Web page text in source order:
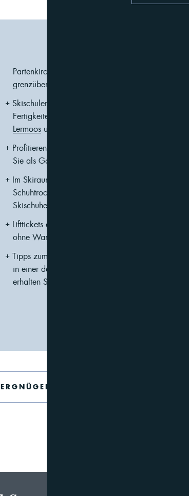
Partenkirchen, Mittenwald und Grainau. Erleben
grenzüberschreitenden Skispaß rund um die
Skischulen für Anfänger jeden Alters, sowie für
Fertigkeiten auf Skiern und Snowboard verfeinern
Lermoos und in allen Skigebieten der Tiroler
Profitieren Sie von unserer Kooperation mit
Sie als Gast im PUR. Aparthotel in Lermoos
Im Skiraum lagern Sie bequem Ihre Ausrüstung, mit
Schuhtrockner können Sie auch am nächsten Tag
Skischuhe steigen.
Lifttickets erhalten Sie direkt an unserer Rezeption,
ohne Wartezeit an der Liftkassa in Ihren Skiurlaub
Tipps zum perfekten Skitag oder dem
in einer der Hütten in den Skigebieten rund um die
erhalten Sie natürlich an unserer Rezeption.